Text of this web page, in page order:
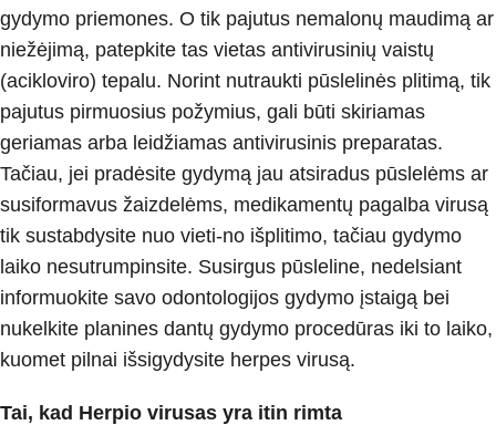
gydymo priemones. O tik pajutus nemalonų maudimą ar
niežėjimą, patepkite tas vietas antivirusinių vaistų
(acikloviro) tepalu. Norint nutraukti pūslelinės plitimą, tik
pajutus pirmuosius požymius, gali būti skiriamas
geriamas arba leidžiamas antivirusinis preparatas.
Tačiau, jei pradėsite gydymą jau atsiradus pūslelėms ar
susiformavus žaizdelėms, medikamentų pagalba virusą
tik sustabdysite nuo vieti-no išplitimo, tačiau gydymo
laiko nesutrumpinsite. Susirgus pūsleline, nedelsiant
informuokite savo odontologijos gydymo įstaigą bei
nukelkite planines dantų gydymo procedūras iki to laiko,
kuomet pilnai išsigydysite herpes virusą.
Tai, kad Herpio virusas yra itin rimta